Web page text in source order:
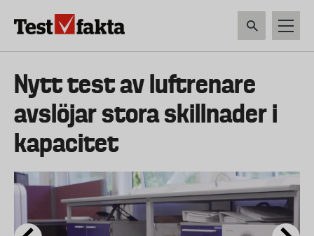
Huvudmeny
ny
Nytt test av luftrenare
avslöjar stora skillnader i
kapacitet